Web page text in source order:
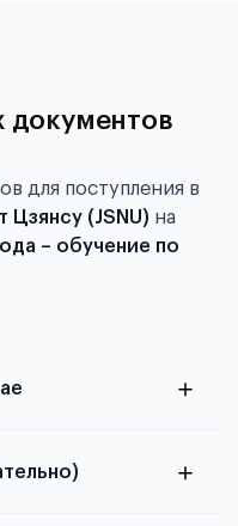
документов
для поступления в
Цзянсу (JSNU) на
– обучение по